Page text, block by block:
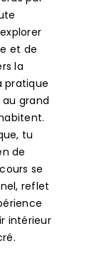
et de
la
grand
tu
de
se
reflet
intérieur